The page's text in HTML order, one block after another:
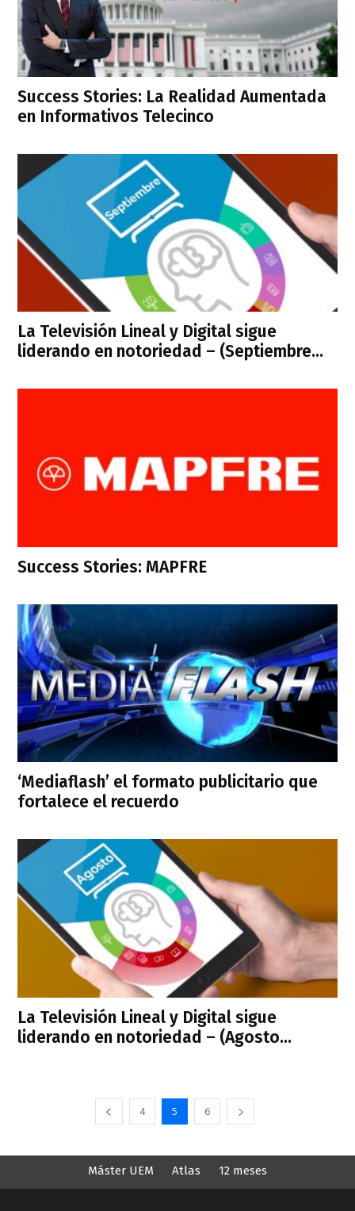
Success Stories: La Realidad Aumentada
en Informativos Telecinco
La Televisión Lineal y Digital sigue
liderando en notoriedad – (Septiembre...
Success Stories: MAPFRE
‘Mediaflash’ el formato publicitario que
fortalece el recuerdo
La Televisión Lineal y Digital sigue
liderando en notoriedad – (Agosto...
4 5 6
Máster UEM Atlas 12 meses